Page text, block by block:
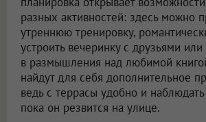
разных активностей: здесь можно
утреннюю тренировку,
устроить вечеринку с друзьями или
в размышления над любимой
найдут для себя дополнительное
ведь с террасы удобно и
пока он резвится на улице.